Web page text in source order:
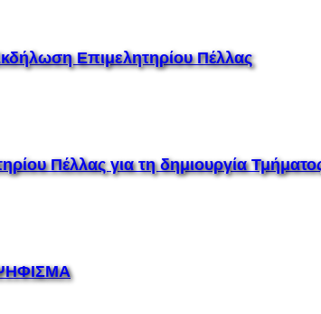
Επιμελητηρίου Πέλλας
Πέλλας για τη δημιουργία